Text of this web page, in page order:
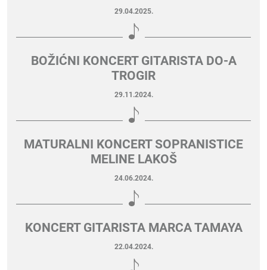
29.04.2025.
BOŽIĆNI KONCERT GITARISTA DO-A
TROGIR
29.11.2024.
MATURALNI KONCERT SOPRANISTICE
MELINE LAKOŠ
24.06.2024.
KONCERT GITARISTA MARCA TAMAYA
22.04.2024.